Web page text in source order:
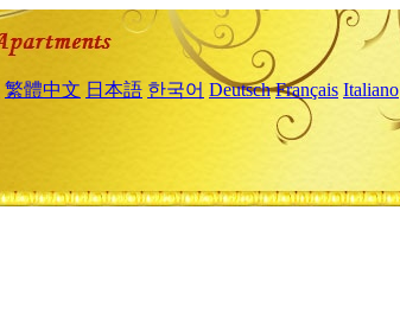
繁體中文 日本語 한국어 Deutsch Français Italiano